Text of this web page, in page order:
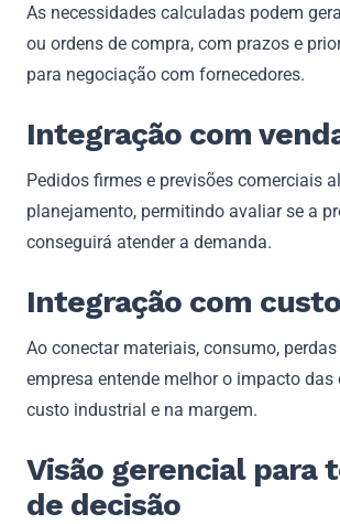
As necessidades calculadas podem
ou ordens de compra, com prazos e
para negociação com fornecedores.
Integração com
Pedidos firmes e previsões comerciais
planejamento, permitindo avaliar se a
conseguirá atender a demanda.
Integração com
Ao conectar materiais, consumo,
empresa entende melhor o impacto das
custo industrial e na margem.
Visão gerencial para
de decisão